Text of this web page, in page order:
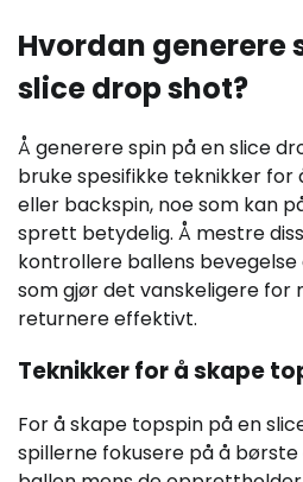
Hvordan generere
slice drop shot?
Å generere spin på en slice
bruke spesifikke teknikker
eller backspin, noe som kan
sprett betydelig. Å mestre
kontrollere ballens bevegelse
som gjør det vanskeligere for
returnere effektivt.
Teknikker for å skape
For å skape topspin på en
spillerne fokusere på å